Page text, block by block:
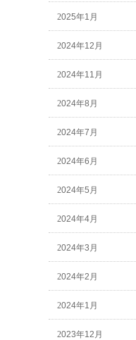
2025年1月
2024年12月
2024年11月
2024年8月
2024年7月
2024年6月
2024年5月
2024年4月
2024年3月
2024年2月
2024年1月
2023年12月